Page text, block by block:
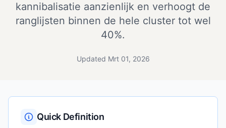
kannibalisatie aanzienlijk en verhoogt de
ranglijsten binnen de hele cluster tot wel
40%.
Updated Mrt 01, 2026
Quick Definition